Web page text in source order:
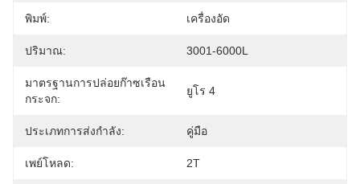
พิมพ์: เครื่องอัด
ปริมาณ: 3001-6000L
มาตรฐานการปล่อยก๊าซเรือน
กระจก:
ยูโร 4
ประเภทการส่งกำลัง: คู่มือ
เพย์โหลด: 2T